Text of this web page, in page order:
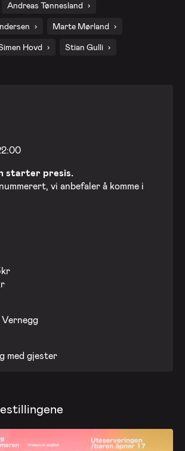
Andreas Tønnesland
Marte Mørland
Hovd Stian Gulli
starter presis.
vi anbefaler å komme i
med gjester